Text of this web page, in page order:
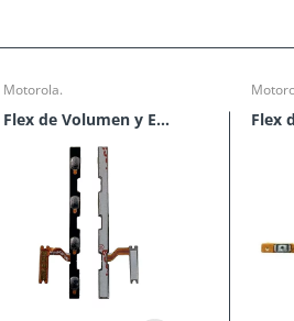
Motorola.
Flex de Volumen y Encendido Moto G60